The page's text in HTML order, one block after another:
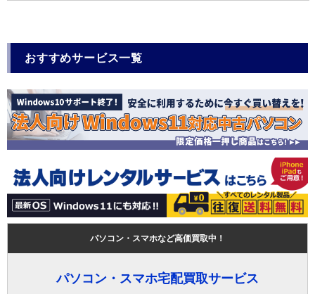
おすすめサービス一覧
パソコン・スマホなど高価買取中！
パソコン・スマホ宅配買取サービス